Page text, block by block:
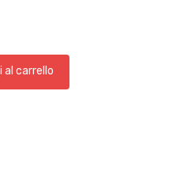
al carrello